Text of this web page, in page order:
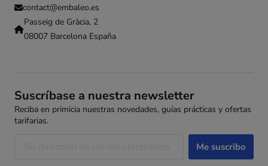
contact@embaleo.es
Passeig de Gràcia, 2
08007 Barcelona España
Suscríbase a nuestra newsletter
Reciba en primicia nuestras novedades, guías prácticas y ofertas
tarifarias.